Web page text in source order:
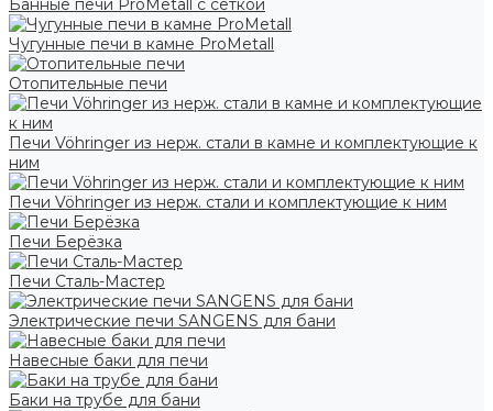
Банные печи ProMetall с сеткой
Чугунные печи в камне ProMetall
Отопительные печи
Печи Vöhringer из нерж. стали в камне и комплектующие к
ним
Печи Vöhringer из нерж. стали и комплектующие к ним
Печи Берёзка
Печи Сталь-Мастер
Электрические печи SANGENS для бани
Навесные баки для печи
Баки на трубе для бани